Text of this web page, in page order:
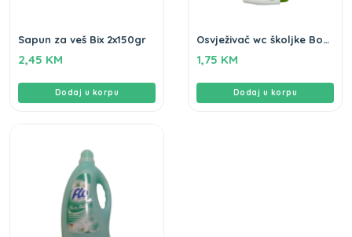
Sapun za veš Bix 2x150gr
2,45 KM
Dodaj u korpu
Osvježivač wc školjke Bor
1,75 KM
Dodaj u korpu